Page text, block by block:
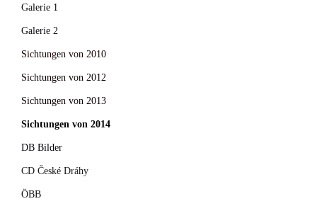
Galerie 1
Galerie 2
Sichtungen von 2010
Sichtungen von 2012
Sichtungen von 2013
Sichtungen von 2014
DB Bilder
CD České Dráhy
ÖBB